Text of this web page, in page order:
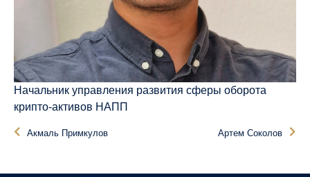
Начальник управления развития сферы оборота
крипто-активов НАПП
Акмаль Примкулов Артем Соколов